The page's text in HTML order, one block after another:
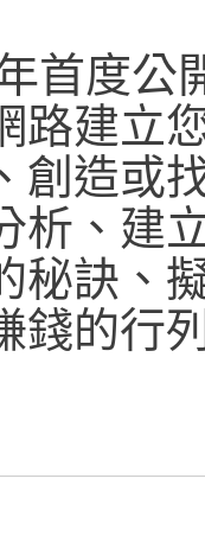
首度公
路建立
創造或
析、建
秘訣、
錢的行